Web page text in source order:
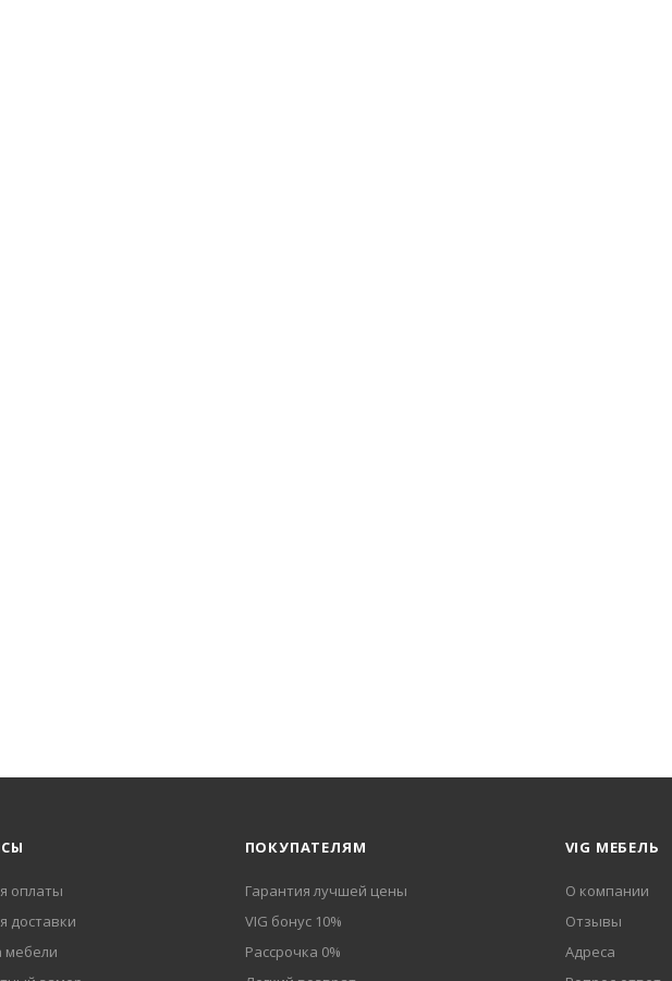
оплаты
доставки
мебели
ПОКУПАТЕЛЯМ
Гарантия лучшей цены
VIG бонус 10%
Рассрочка 0%
VIG МЕБЕЛЬ
О компании
Отзывы
Адреса